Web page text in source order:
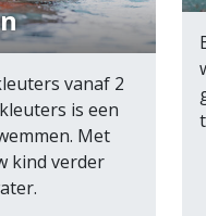
vanaf 2
is een
Met
kind verder